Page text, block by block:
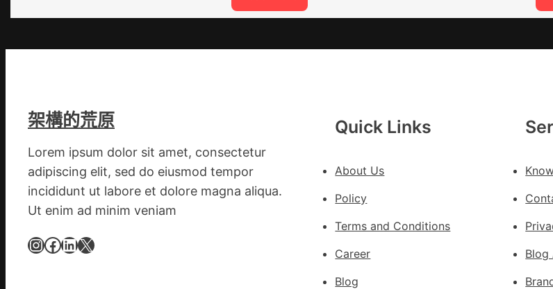
潮
東
架構的荒原
Lorem ipsum dolor sit amet, consectetur
adipiscing elit, sed do eiusmod tempor
incididunt ut labore et dolore magna aliqua.
Ut enim ad minim veniam
InstagramFacebook LinkedIn X
Quick Links
About Us
Policy
Terms and Conditions
Career
Blog
Blog